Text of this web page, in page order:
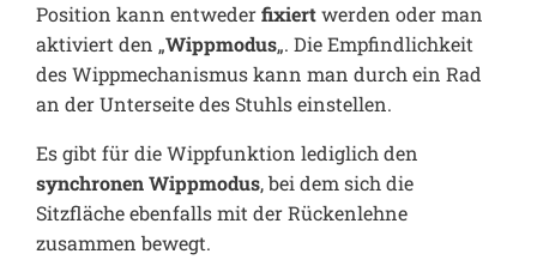
Position kann entwederfixiertwerden oder man
aktiviert den „Wippmodus„. Die Empfindlichkeit
des Wippmechanismus kann man durch ein Rad
an der Unterseite des Stuhls einstellen.
Es gibt für die Wippfunktion lediglich den
synchronen Wippmodus, bei dem sich die
Sitzfläche ebenfalls mit der Rückenlehne
zusammen bewegt.